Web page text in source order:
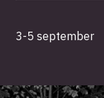
3-5 september